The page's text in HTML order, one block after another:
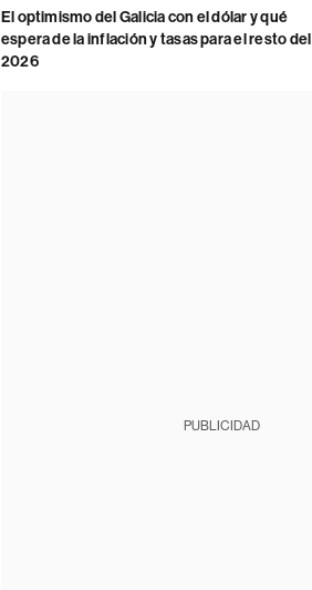
El optimismo del Galicia con el dólar y qué
espera de la inflación y tasas para el resto del
2026
PUBLICIDAD